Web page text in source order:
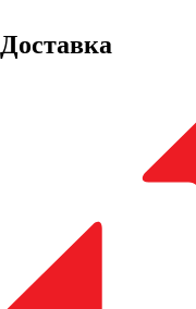
Доставка